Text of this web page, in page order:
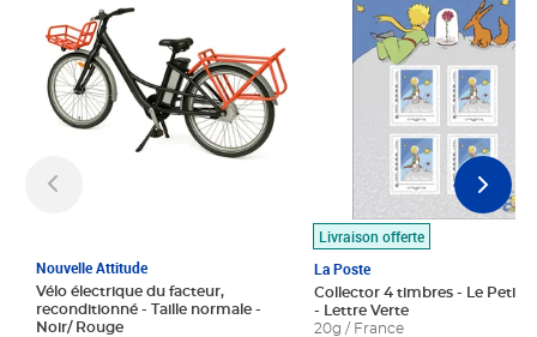
Nouvelle Attitude
Vélo électrique du facteur,
reconditionné - Taille normale -
Noir/ Rouge
Livraison offerte
La Poste
Collector 4 timbres - Le Petit
- Lettre Verte
20g / France